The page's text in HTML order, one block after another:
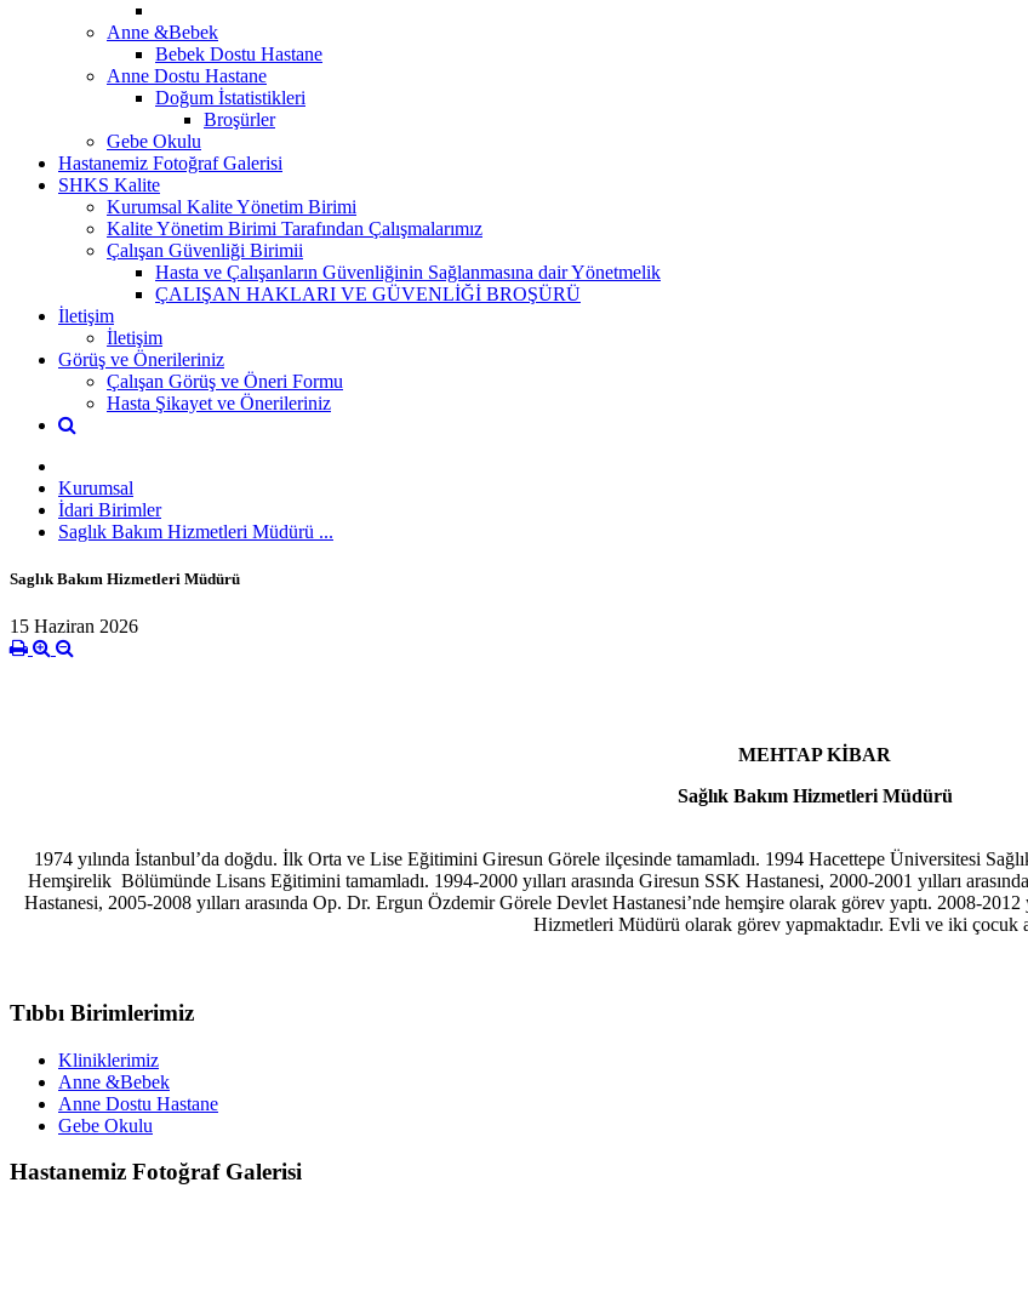
Anne &Bebek
Bebek Dostu Hastane
Anne Dostu Hastane
Doğum İstatistikleri
Broşürler
Gebe Okulu
Hastanemiz Fotoğraf Galerisi
SHKS Kalite
Kurumsal Kalite Yönetim Birimi
Kalite Yönetim Birimi Tarafından Çalışmalarımız
Çalışan Güvenliği Birimii
Hasta ve Çalışanların Güvenliğinin Sağlanmasına dair Yönetmelik
ÇALIŞAN HAKLARI VE GÜVENLİĞİ BROŞÜRÜ
İletişim
İletişim
Görüş ve Önerileriniz
Çalışan Görüş ve Öneri Formu
Hasta Şikayet ve Önerileriniz
Kurumsal
İdari Birimler
Saglık Bakım Hizmetleri Müdürü ...
Saglık Bakım Hizmetleri Müdürü
15 Haziran 2026
MEHTAP KİBAR
Sağlık Bakım Hizmetleri Müdürü
1974 yılında İstanbul’da doğdu. İlk Orta ve Lise Eğitimini Giresun Görele ilçesinde tamamladı. 1994 Hacettepe Üniversitesi
Hemşirelik Bölümünde Lisans Eğitimini tamamladı. 1994-2000 yılları arasında Giresun SSK Hastanesi, 2000-2001 yılları
Hastanesi, 2005-2008 yılları arasında Op. Dr. Ergun Özdemir Görele Devlet Hastanesi’nde hemşire olarak görev yaptı. 2008-2012
Hizmetleri Müdürü olarak görev yapmaktadır. Evli ve iki çocuk
Tıbbı Birimlerimiz
Kliniklerimiz
Anne &Bebek
Anne Dostu Hastane
Gebe Okulu
Hastanemiz Fotoğraf Galerisi